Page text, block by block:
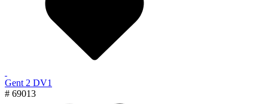
Gent 2 DV1
# 69013